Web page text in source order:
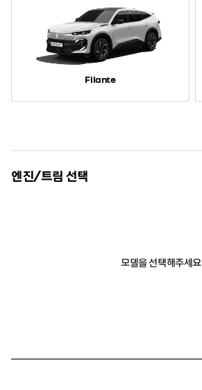
Filante
엔진/트림 선택
모델을 선택해주세요